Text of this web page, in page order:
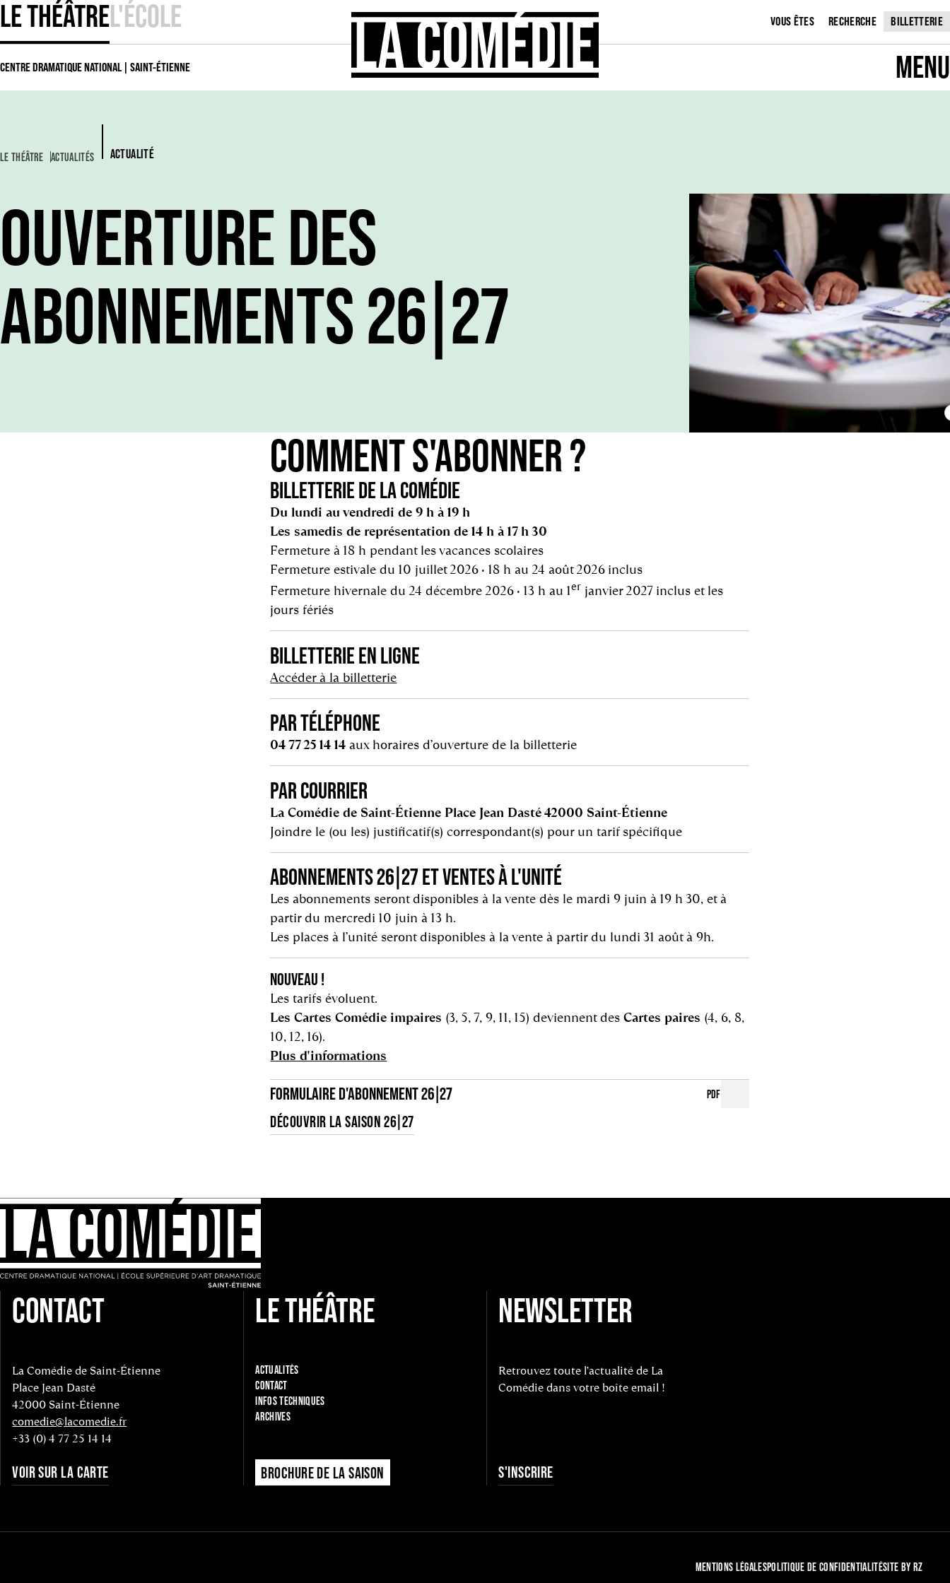
LE THÉÂTREL'ÉCOLE VOUS ÊTES RECHERCHE BILLETTERIE
CENTRE DRAMATIQUE NATIONAL | SAINT-ÉTIENNE MENU
LE THÉÂTRE ACTUALITÉS ACTUALITÉ
OUVERTURE DES
ABONNEMENTS 26|27
COMMENT S'ABONNER ?
BILLETTERIE DE LA COMÉDIE
Du lundi au vendredi de 9 h à 19 h
Les samedis de représentation de 14 h à 17 h 30
Fermeture à 18 h pendant les vacances scolaires
Fermeture estivale du 10 juillet 2026 • 18 h au 24 août 2026 inclus
Fermeture hivernale du 24 décembre 2026 • 13 h au 1er janvier 2027 inclus et les
jours fériés
BILLETTERIE EN LIGNE
Accéder à la billetterie
PAR TÉLÉPHONE
04 77 25 14 14 aux horaires d’ouverture de la billetterie
PAR COURRIER
La Comédie de Saint-Étienne Place Jean Dasté 42000 Saint-Étienne
Joindre le (ou les) justificatif(s) correspondant(s) pour un tarif spécifique
ABONNEMENTS 26|27 ET VENTES À L'UNITÉ
Les abonnements seront disponibles à la vente dès le mardi 9 juin à 19 h 30, et à
partir du mercredi 10 juin à 13 h.
Les places à l’unité seront disponibles à la vente à partir du lundi 31 août à 9h.
NOUVEAU !
Les tarifs évoluent.
Les Cartes Comédie impaires (3, 5, 7, 9, 11, 15) deviennent desCartes paires (4, 6, 8,
10, 12, 16).
Plus d'informations
FORMULAIRE D'ABONNEMENT 26|27 PDF
DÉCOUVRIR LA SAISON 26|27
CONTACT
La Comédie de Saint-Étienne
Place Jean Dasté
42000 Saint-Étienne
comedie@lacomedie.fr
+33 (0) 4 77 25 14 14
VOIR SUR LA CARTE
LE THÉÂTRE
ACTUALITÉS
CONTACT
INFOS TECHNIQUES
ARCHIVES
BROCHURE DE LA SAISON
NEWSLETTER
Retrouvez toute l’actualité de La
Comédie dans votre boîte email !
S'INSCRIRE
MENTIONS LÉGALESPOLITIQUE DE CONFIDENTIALITÉSITE BY RZ